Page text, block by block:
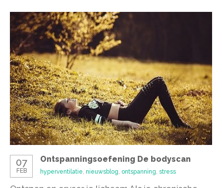
07
FEB
Ontspanningsoefening De bodyscan
hyperventilatie nieuwsblog ontspanning stress